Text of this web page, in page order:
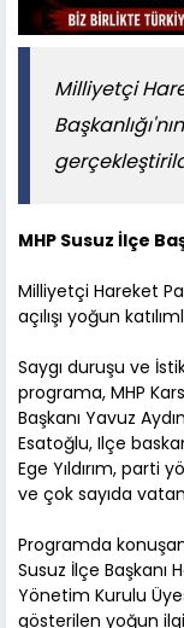
Milliyetçi
MHP Susuz İlçe
Milliyetçi Hareket
açılışı yoğun
Saygı duruşu ve
programa, MHP
Başkanı Yavuz
Esatoğlu, Ilçe
Ege Yıldırım, parti
ve çok sayıda
Programda konuşan
Susuz İlçe Başkanı
Yönetim Kurulu
gösterilen yoğun